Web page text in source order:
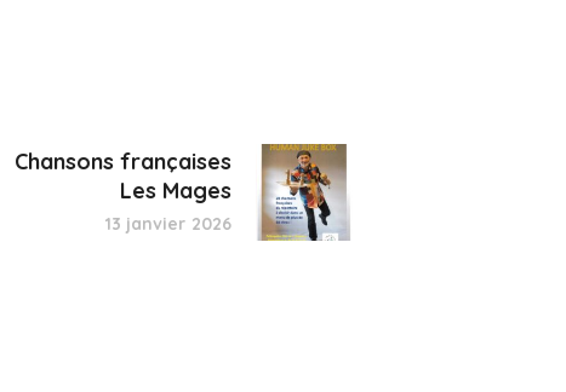
Chansons françaises
Les Mages
13 janvier 2026